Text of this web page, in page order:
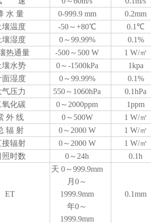
水 量
0-999.9 mm 0.2mm
壤温度
-50～+80℃ 0.1℃
壤湿度
0～99.99% 0.1%
热通量
-500～500 W 1 W/㎡
壤水势
0～-1500kPa 1kpa
面湿度
0～99.99% 0.1%
气压力
550～1060hPa 0.1hPa
氧化碳
0～2000ppm 1ppm
外 线
0～500W 1 W/㎡
辐 射
0～2000 W 1 W/㎡
接辐射
0～2000 W 1 W/㎡
照时数
0～24h 0.1h
ET
天 0～999.9mm
月0～
1999.9mm
年0～
1999.9mm
0.1mm